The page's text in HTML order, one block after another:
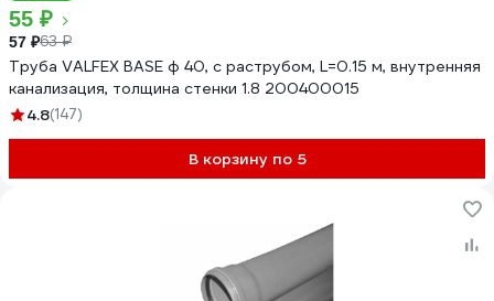
55 ₽
57 ₽63 ₽
Труба VALFEX BASE ф 40, с раструбом, L=0.15 м, внутренняя
канализация, толщина стенки 1.8 200400015
4.8(147)
В корзину по 5